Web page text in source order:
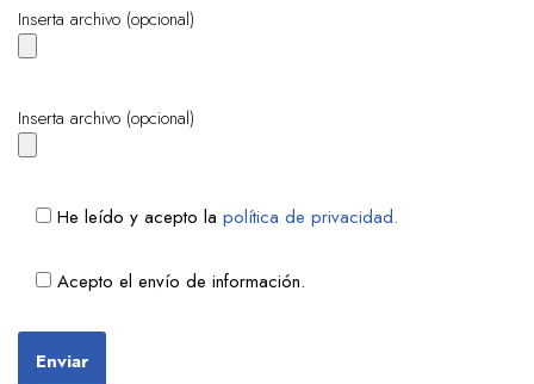
Inserta archivo (opcional)
Inserta archivo (opcional)
He leído y acepto la política de privacidad.
Acepto el envío de información.